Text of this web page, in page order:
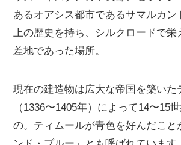
あるオアシス都市であるサマルカン
上の歴史を持ち、シルクロードで栄
差地であった場所。
現在の建造物は広大な帝国を築いた
（1336〜1405年）によって14〜15
の。ティムールが青色を好んだこと